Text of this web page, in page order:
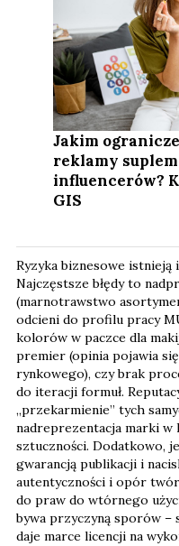
Jakim
reklamy
influencerów?
GIS
Ryzyka biznesowe
Najczęstsze błędy to
(marnotrawstwo
odcieni do profilu pracy
kolorów w paczce dla
premier (opinia pojawia
rynkowego), czy brak
do iteracji formuł.
„przekarmienie” tych
nadreprezentacja marki
sztuczności. Dodatkowo,
gwarancją publikacji i
autentyczności i opór
do praw do wtórnego
bywa przyczyną sporów –
daje marce licencji na